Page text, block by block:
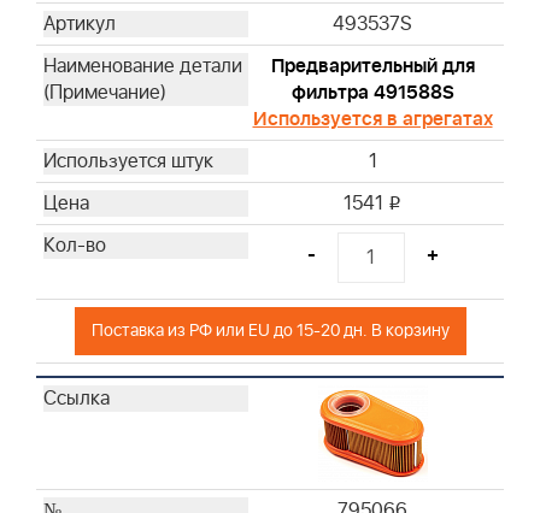
493537S
Предварительный для
фильтра 491588S
Используется в агрегатах
1
1541 i
- +
Поставка из РФ или EU до 15-20 дн. В корзину